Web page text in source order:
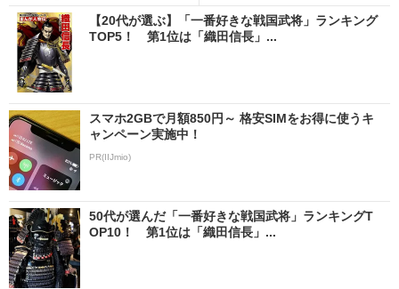
【20代が選ぶ】「一番好きな戦国武将」ランキング
TOP5！ 第1位は「織田信長」...
スマホ2GBで月額850円～ 格安SIMをお得に使うキ
ャンペーン実施中！
PR(IIJmio)
50代が選んだ「一番好きな戦国武将」ランキングT
OP10！ 第1位は「織田信長」...